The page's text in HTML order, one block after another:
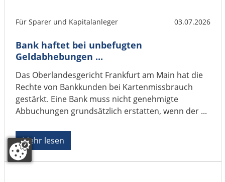
Für Sparer und Kapitalanleger 03.07.2026
Bank haftet bei unbefugten
Geldabhebungen ...
Das Oberlandesgericht Frankfurt am Main hat die
Rechte von Bankkunden bei Kartenmissbrauch
gestärkt. Eine Bank muss nicht genehmigte
Abbuchungen grundsätzlich erstatten, wenn der ...
Mehr lesen